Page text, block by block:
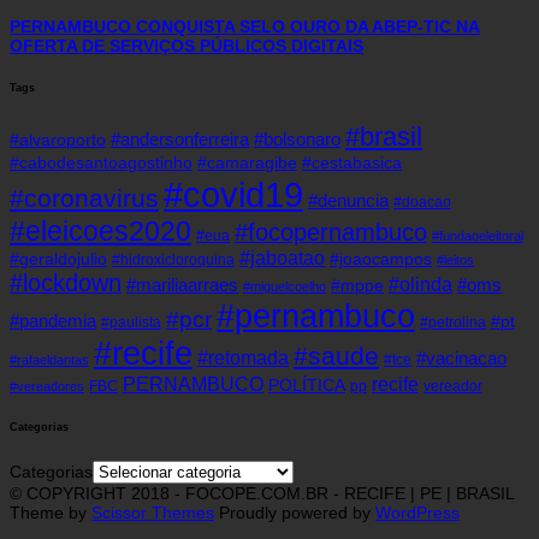
PERNAMBUCO CONQUISTA SELO OURO DA ABEP-TIC NA
OFERTA DE SERVIÇOS PÚBLICOS DIGITAIS
Tags
#alvaroporto #andersonferreira #bolsonaro #brasil
#cabodesantoagostinho #camaragibe #cestabasica
#coronavirus #covid19 #denuncia #doacao
#eleicoes2020 #eua #focopernambuco #fundaoeleitoral
#geraldojulio #hidroxicloroquina #jaboatao #joaocampos #leitos
#lockdown #mariliaarraes #miguelcoelho #mppe #olinda #oms
#pandemia #paulista #pcr#pernambuco #petrolina #pt
#rafaeldantas #recife #retomada #saude #tce #vacinacao
#vereadores FBC PERNAMBUCO POLÍTICA pp recife vereador
Categorias
Categorias
© COPYRIGHT 2018 - FOCOPE.COM.BR - RECIFE | PE | BRASIL
Theme by Scissor Themes Proudly powered by WordPress